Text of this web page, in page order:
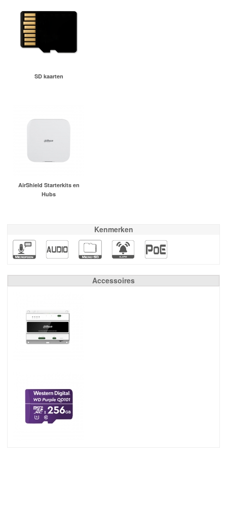
SD kaarten
AirShield Starterkits en
Hubs
Kenmerken
Accessoires